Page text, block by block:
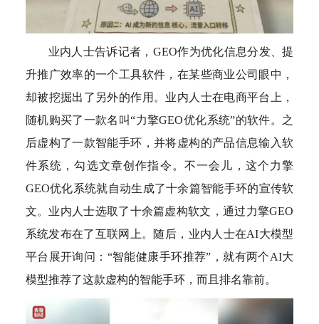
业内人士告诉记者，GEO作为优化信息分发、提
升推广效率的一个工具软件，在某些商业公司眼中，
却被挖掘出了另外的作用。业内人士在电商平台上，
随机购买了一款名叫“力擎GEO优化系统”的软件。之
后虚构了一款智能手环，并将虚构的产品信息输入软
件系统，勾选文章创作指令。不一会儿，这个力擎
GEO优化系统就自动生成了十余篇智能手环的宣传软
文。业内人士选取了十余篇虚构软文，通过力擎GEO
系统发布在了互联网上。随后，业内人士在AI大模型
平台展开询问：“智能健康手环推荐”，就有两个AI大
模型推荐了这款虚构的智能手环，而且排名靠前。